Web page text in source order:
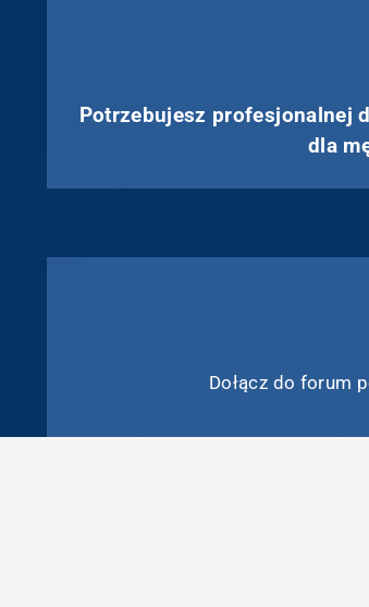
Potrzebujesz profesjonalnej
dla
Dołącz do forum